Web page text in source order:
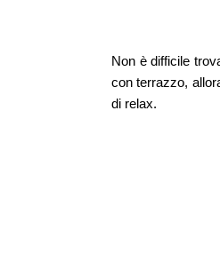
Non è difficile
con terrazzo,
di relax.